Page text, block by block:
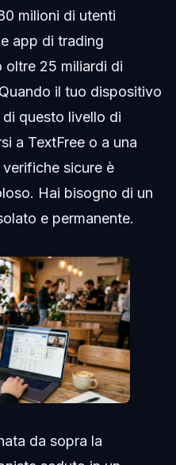
milioni di utenti
app di trading
oltre 25 miliardi di
il tuo dispositivo
questo livello di
a TextFree o a una
sicure è
Hai bisogno di un
e permanente.
da sopra la